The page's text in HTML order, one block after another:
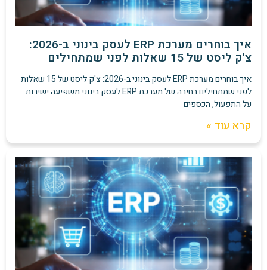
איך בוחרים מערכת ERP לעסק בינוני ב-2026:
צ'ק ליסט של 15 שאלות לפני שמתחילים
איך בוחרים מערכת ERP לעסק בינוני ב-2026: צ'ק ליסט של 15 שאלות
לפני שמתחילים בחירה של מערכת ERP לעסק בינוני משפיעה ישירות
על התפעול, הכספים
קרא עוד »